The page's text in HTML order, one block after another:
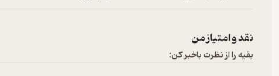
نقد و امتیاز من
بقیه را از نظرت باخبر کن: